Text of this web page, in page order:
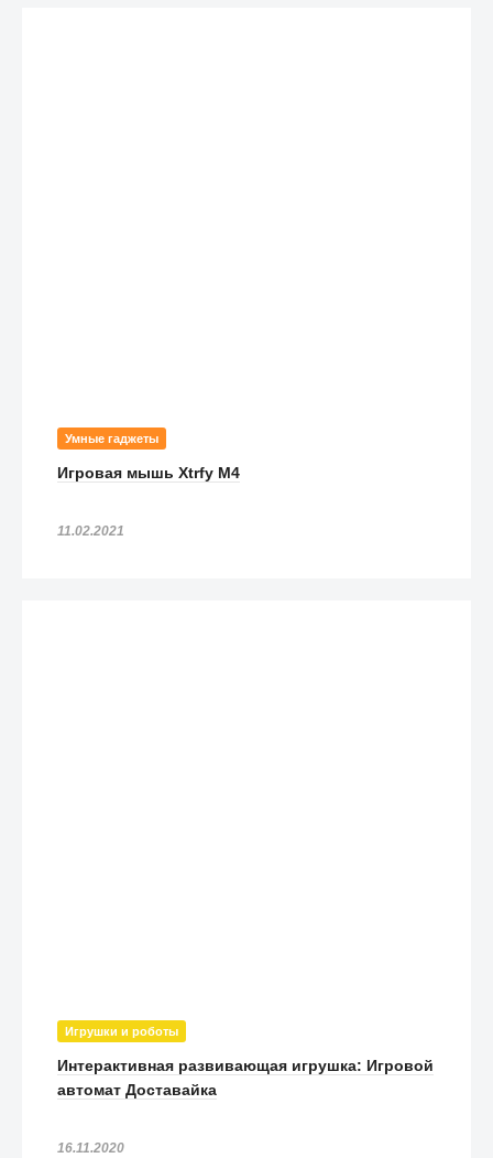
Умные гаджеты
Игровая мышь Xtrfy M4
11.02.2021
Игрушки и роботы
Интерактивная развивающая игрушка: Игровой
автомат Доставайка
16.11.2020